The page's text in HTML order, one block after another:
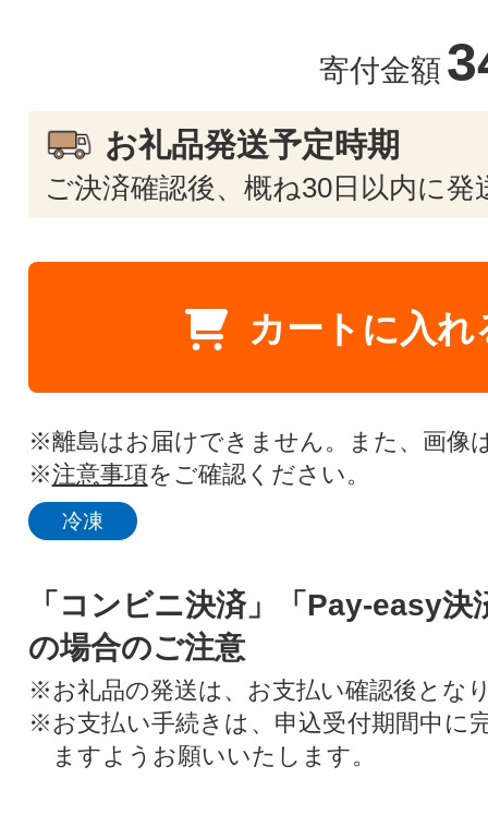
寄付金額
お礼品発送予定時期
ご決済確認後、概ね30日以内に発
カートに入れ
※離島はお届けできません。また、画像
※注意事項をご確認ください。
冷凍
「コンビニ決済」「Pay-easy決
の場合のご注意
※お礼品の発送は、お支払い確認後とな
※お支払い手続きは、申込受付期間中に
ますようお願いいたします。